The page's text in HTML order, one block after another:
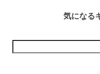
気になる